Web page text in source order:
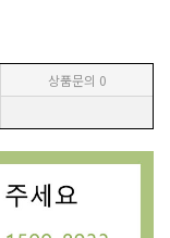
상품문의 0